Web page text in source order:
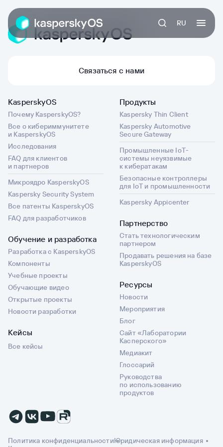
RU
Связаться с нами
KasperskyOS
Почему KasperskyOS?
Все о кибериммунитете
и KasperskyOS
Исследования
FAQ для клиентов
и партнеров
Микроядро KasperskyOS
Kaspersky Security System
Все патенты KasperskyOS
FAQ для разработчиков
Обучение и разработка
Разработка с KasperskyOS
Компоненты
Учебные проекты
Обучающие видео
Открытые проекты
Новости разработки
Кейсы
Все кейсы
Продукты
Kaspersky Thin Client
Kaspersky Automotive
Secure Gateway
Промышленные IoT-
системы неуязвимые
к кибератакам
Безопасные контроллеры
для IoT и промышленности
Kaspersky Appicenter
Партнерство
Стать технологическим
партнером
Продавать решения на базе
KasperskyOS
Ресурсы
Новости
Мероприятия
Блог
Сайт «Лаборатории
Касперского»
Медиакит
Глоссарий
Руководства
по использованию
продуктов
Политика конфиденциальностиЮридическая информация